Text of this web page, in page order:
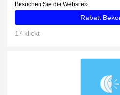
Besuchen Sie die Website
Rabatt
17 klickt